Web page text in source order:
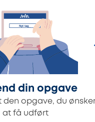
din opgave
den opgave, du
at få udført